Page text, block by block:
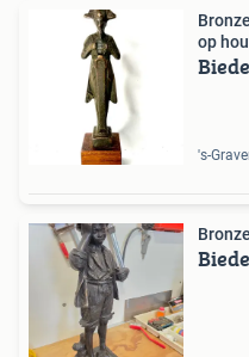
op
's-